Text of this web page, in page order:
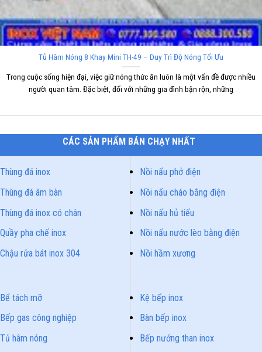
Tủ Hâm Nóng 8 Khay Mini TH-49 – Duy Trì Độ Nóng Tối Ưu
Trong cuộc sống hiện đại, việc giữ nóng thức ăn luôn là một vấn đề được nhiều
người quan tâm. Đặc biệt, đối với những gia đình bận rộn, những
CÁC SẢN PHẨM BÁN CHẠY NHẤT
Thùng đá inox
Thùng đá âm bàn
Thùng đá inox có chân
Quầy pha chế inox
Chậu rửa bát inox 304
Nồi nấu phở điện
Nồi nấu cháo bằng điện
Nồi nấu hủ tiếu
Nồi nấu nước lèo bằng điện
Nồi hầm xương
Bể tách mỡ
Bếp gas công nghiệp
Tủ hâm nóng
Kệ bếp inox
Bàn bếp inox
Bếp nướng than inox